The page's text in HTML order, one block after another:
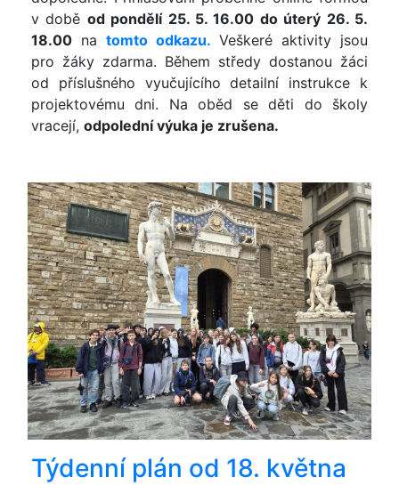
v době od pondělí 25. 5. 16.00 do úterý 26. 5.
18.00 na tomto odkazu. Veškeré aktivity jsou
pro žáky zdarma. Během středy dostanou žáci
od příslušného vyučujícího detailní instrukce k
projektovému dni. Na oběd se děti do školy
vracejí, odpolední výuka je zrušena.
Týdenní plán od 18. května